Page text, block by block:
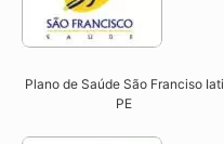
Plano de Saúde São Franciso Iati
PE​